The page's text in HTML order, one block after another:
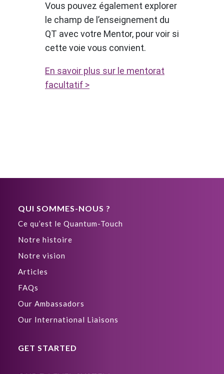
Vous pouvez également explorer
le champ de l’enseignement du
QT avec votre Mentor, pour voir si
cette voie vous convient.
En savoir plus sur le mentorat
facultatif >
QUI SOMMES-NOUS ?
Ce qu’est le Quantum-Touch
Notre histoire
Notre vision
Articles
FAQs
Our Ambassadors
Our International Liaisons
GET STARTED